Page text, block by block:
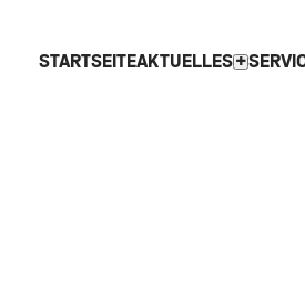
STARTSEITEAKTUELLESexpand_more